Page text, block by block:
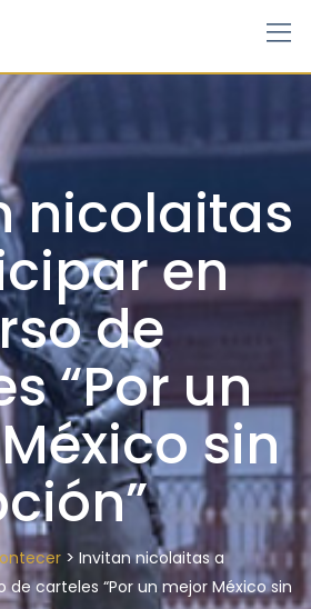
nicolaitas
en
de
“Por un
sin
> Invitan nicolaitas a
carteles “Por un mejor México sin